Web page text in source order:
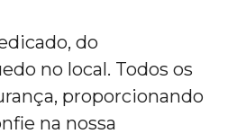
do
no local. Todos os
proporcionando
na nossa